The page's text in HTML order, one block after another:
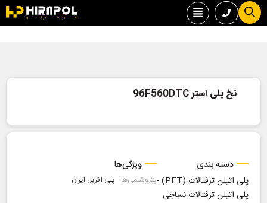
نخ پلی استر 96F560DTC
دسته بندی
پلی اتیلن ترفتالات (PET)
-
پلی اتیلن ترفتالات نساجی
ویژگی‌ها
پتروشیمی‌ها: پلی اکریل ایران